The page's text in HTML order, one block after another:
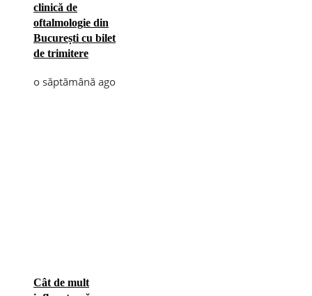
clinică de
oftalmologie din
București cu bilet
de trimitere
o săptămână ago
Cât de mult